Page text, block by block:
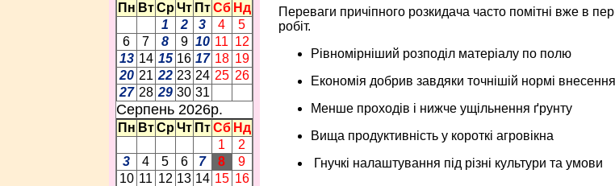
Пн Вт Ср Чт Пт Сб Нд
1
2 3 4
5
6
7 8 9 10 11 12
13 14 15 16 17 18 19
20 21 22 23 24 25 26
27 28 29 30 31
Серпень 2026p.
Пн Вт Ср Чт Пт Сб Нд
1
2
3
4 5 6 7 8
9
10 11 12 13 14 15 16
Переваги причіпного розкидача часто помітні вже в
робіт.
Рівномірніший розподіл матеріалу по полю
Економія добрив завдяки точнішій нормі внесення
Менше проходів і нижче ущільнення ґрунту
Вища продуктивність у короткі агровікна
Гнучкі налаштування під різні культури та умови